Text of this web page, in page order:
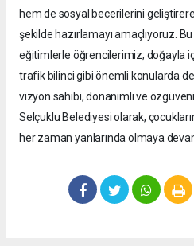
hem de sosyal becerilerini
şekilde hazırlamayı amaçlıyoruz.
eğitimlerle öğrencilerimiz; doğayla
trafik bilinci gibi önemli konularda
vizyon sahibi, donanımlı ve
Selçuklu Belediyesi olarak,
her zaman yanlarında olmaya